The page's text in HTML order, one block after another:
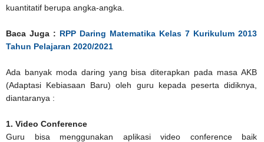
kuantitatif berupa angka-angka.
Baca Juga : RPP Daring Matematika Kelas 7 Kurikulum 2013
Tahun Pelajaran 2020/2021
Ada banyak moda daring yang bisa diterapkan pada masa AKB
(Adaptasi Kebiasaan Baru) oleh guru kepada peserta didiknya,
diantaranya :
1. Video Conference
Guru bisa menggunakan aplikasi video conference baik